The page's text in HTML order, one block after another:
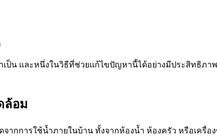
ป็น และหนึ่งในวิธีที่ช่วยแก้ไขปัญหานี้ได้อย่างมีประสิทธิภา
ล้อม
จากการใช้น้ำภายในบ้าน ทั้งจากห้องน้ำ ห้องครัว หรือเครื่